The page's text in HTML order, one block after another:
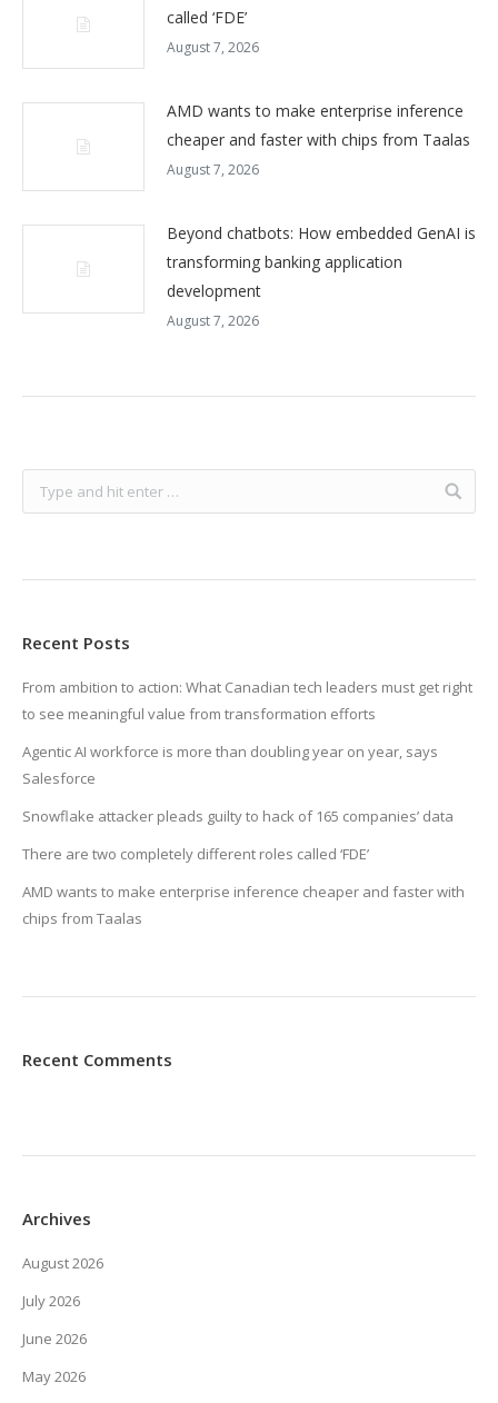
called ‘FDE’
August 7, 2026
AMD wants to make enterprise inference
cheaper and faster with chips from Taalas
August 7, 2026
Beyond chatbots: How embedded GenAI is
transforming banking application
development
August 7, 2026
Recent Posts
From ambition to action: What Canadian tech leaders must get right
to see meaningful value from transformation efforts
Agentic AI workforce is more than doubling year on year, says
Salesforce
Snowflake attacker pleads guilty to hack of 165 companies’ data
There are two completely different roles called ‘FDE’
AMD wants to make enterprise inference cheaper and faster with
chips from Taalas
Recent Comments
Archives
August 2026
July 2026
June 2026
May 2026